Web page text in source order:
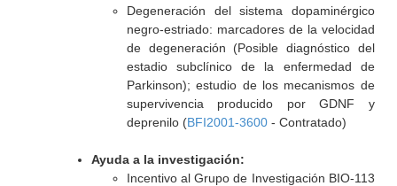
Degeneración del sistema dopaminérgico
negro-estriado: marcadores de la velocidad
de degeneración (Posible diagnóstico del
estadio subclínico de la enfermedad de
Parkinson); estudio de los mecanismos de
supervivencia producido por GDNF y
deprenilo (BFI2001-3600- Contratado)
Ayuda a la investigación:
Incentivo al Grupo de Investigación BIO-113